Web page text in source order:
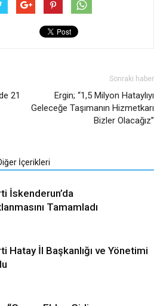
21
Sonraki haber
Ergin; “1,5 Milyon Hataylıyı
Geleceğe Taşımanın Hizmetkarı
Bizler Olacağız”
İçerikleri
İskenderun’da
Tamamladı
Hatay İl Başkanlığı ve Yönetimi